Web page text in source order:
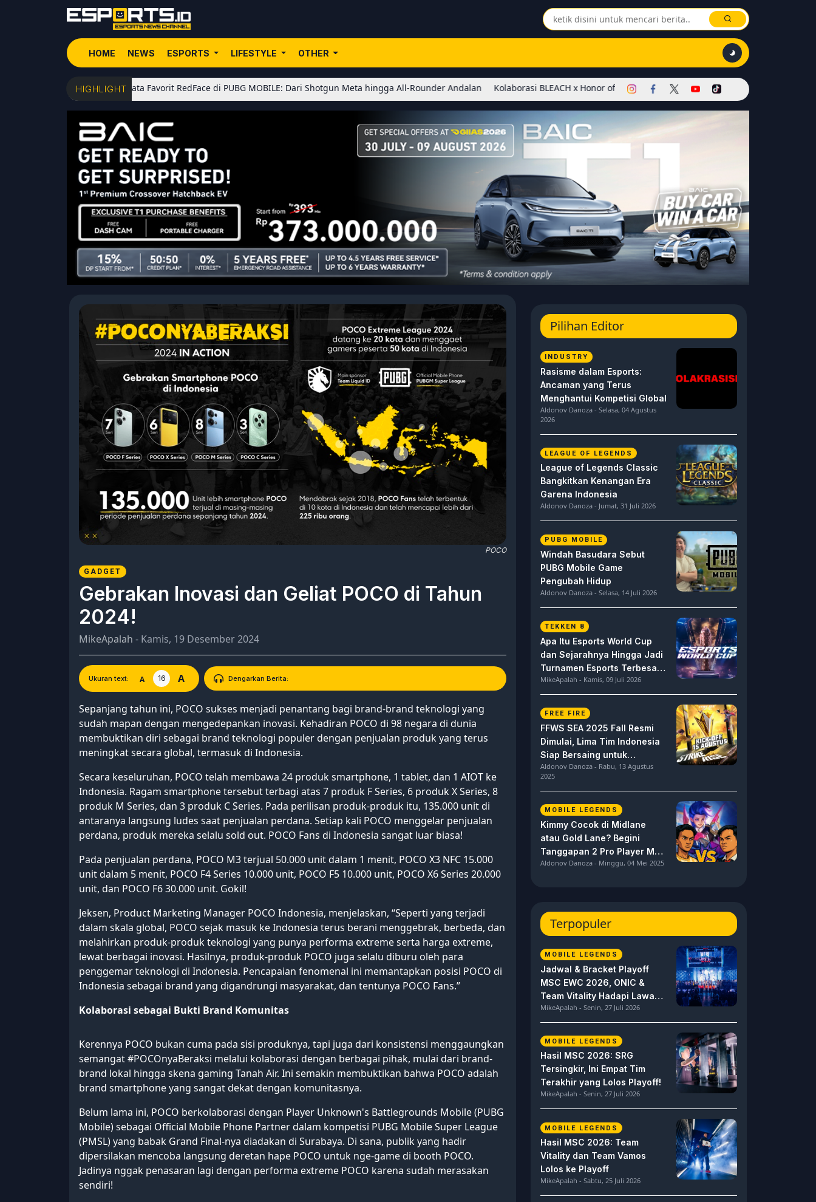
HOME NEWS ESPORTS LIFESTYLE OTHER
HIGHLIGHT
5 Senjata Favorit RedFace di PUBG MOBILE: Dari Shotgun Meta hingga All-Rounder Andalan Kolaborasi BLEACH x Honor of Kings Dimulai! Hadirkan Skin Soul Reaper, Mode Khusus, dan
POCO
GADGET
Gebrakan Inovasi dan Geliat POCO di Tahun
2024!
MikeApalah - Kamis, 19 Desember 2024
Ukuran text: A 16 A Dengarkan Berita:
Sepanjang tahun ini, POCO sukses menjadi penantang bagi brand-brand teknologi yang
sudah mapan dengan mengedepankan inovasi. Kehadiran POCO di 98 negara di dunia
membuktikan diri sebagai brand teknologi populer dengan penjualan produk yang terus
meningkat secara global, termasuk di Indonesia.
Secara keseluruhan, POCO telah membawa 24 produk smartphone, 1 tablet, dan 1 AIOT ke
Indonesia. Ragam smartphone tersebut terbagi atas 7 produk F Series, 6 produk X Series, 8
produk M Series, dan 3 produk C Series. Pada perilisan produk-produk itu, 135.000 unit di
antaranya langsung ludes saat penjualan perdana. Setiap kali POCO menggelar penjualan
perdana, produk mereka selalu sold out. POCO Fans di Indonesia sangat luar biasa!
Pada penjualan perdana, POCO M3 terjual 50.000 unit dalam 1 menit, POCO X3 NFC 15.000
unit dalam 5 menit, POCO F4 Series 10.000 unit, POCO F5 10.000 unit, POCO X6 Series 20.000
unit, dan POCO F6 30.000 unit. Gokil!
Jeksen, Product Marketing Manager POCO Indonesia, menjelaskan, “Seperti yang terjadi
dalam skala global, POCO sejak masuk ke Indonesia terus berani menggebrak, berbeda, dan
melahirkan produk-produk teknologi yang punya performa extreme serta harga extreme,
lewat berbagai inovasi. Hasilnya, produk-produk POCO juga selalu diburu oleh para
penggemar teknologi di Indonesia. Pencapaian fenomenal ini memantapkan posisi POCO di
Indonesia sebagai brand yang digandrungi masyarakat, dan tentunya POCO Fans.”
Kolaborasi sebagai Bukti Brand Komunitas
Kerennya POCO bukan cuma pada sisi produknya, tapi juga dari konsistensi menggaungkan
semangat #POCOnyaBeraksi melalui kolaborasi dengan berbagai pihak, mulai dari brand-
brand lokal hingga skena gaming Tanah Air. Ini semakin membuktikan bahwa POCO adalah
brand smartphone yang sangat dekat dengan komunitasnya.
Belum lama ini, POCO berkolaborasi dengan Player Unknown's Battlegrounds Mobile (PUBG
Mobile) sebagai Official Mobile Phone Partner dalam kompetisi PUBG Mobile Super League
(PMSL) yang babak Grand Final-nya diadakan di Surabaya. Di sana, publik yang hadir
dipersilakan mencoba langsung deretan hape POCO untuk nge-game di booth POCO.
Jadinya nggak penasaran lagi dengan performa extreme POCO karena sudah merasakan
sendiri!
Pilihan Editor
INDUSTRY
Rasisme dalam Esports:
Ancaman yang Terus
Menghantui Kompetisi Global
Aldonov Danoza - Selasa, 04 Agustus
2026
LEAGUE OF LEGENDS
League of Legends Classic
Bangkitkan Kenangan Era
Garena Indonesia
Aldonov Danoza - Jumat, 31 Juli 2026
PUBG MOBILE
Windah Basudara Sebut
PUBG Mobile Game
Pengubah Hidup
Aldonov Danoza - Selasa, 14 Juli 2026
TEKKEN 8
Apa Itu Esports World Cup
dan Sejarahnya Hingga Jadi
Turnamen Esports Terbesar
di Dunia
MikeApalah - Kamis, 09 Juli 2026
FREE FIRE
FFWS SEA 2025 Fall Resmi
Dimulai, Lima Tim Indonesia
Siap Bersaing untuk
Dominasi
Aldonov Danoza - Rabu, 13 Agustus
2025
MOBILE LEGENDS
Kimmy Cocok di Midlane
atau Gold Lane? Begini
Tanggapan 2 Pro Player MPL
ID S15 ini
Aldonov Danoza - Minggu, 04 Mei 2025
Terpopuler
MOBILE LEGENDS
Jadwal & Bracket Playoff
MSC EWC 2026, ONIC &
Team Vitality Hadapi Lawan
Berat
MikeApalah - Senin, 27 Juli 2026
MOBILE LEGENDS
Hasil MSC 2026: SRG
Tersingkir, Ini Empat Tim
Terakhir yang Lolos Playoff!
MikeApalah - Senin, 27 Juli 2026
MOBILE LEGENDS
Hasil MSC 2026: Team
Vitality dan Team Vamos
Lolos ke Playoff
MikeApalah - Sabtu, 25 Juli 2026